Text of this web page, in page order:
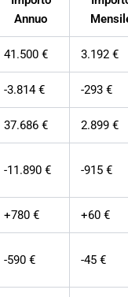
Annuo
41.500 € 3.192 €
-3.814 € -293 €
37.686 € 2.899 €
-11.890 € -915 €
+780 € +60 €
-590 € -45 €